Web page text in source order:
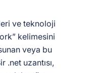
ve teknoloji
kelimesini
veya bu
uzantısı,